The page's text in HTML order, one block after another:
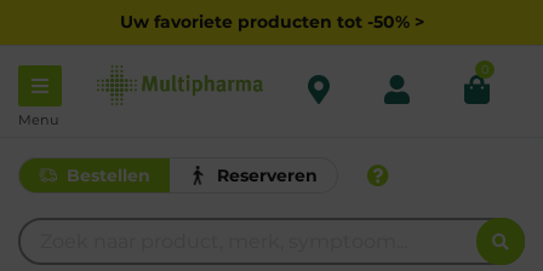
Uw favoriete producten tot -50% >
Menu
0
Bestellen Reserveren